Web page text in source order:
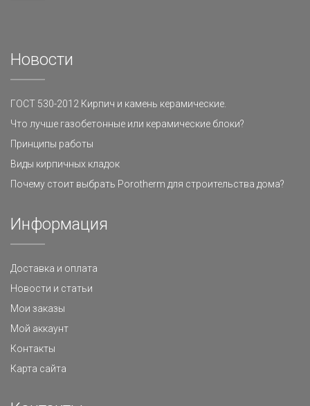
Новости
ГОСТ 530-2012 Кирпич и камень керамические.
Что лучше газобетонные или керамические блоки?
Принципы работы
Виды кирпичных кладок
Почему стоит выбрать Porotherm для строительства дома?
Информация
Доставка и оплата
Новости и статьи
Мои заказы
Мой аккаунт
Контакты
Карта сайта